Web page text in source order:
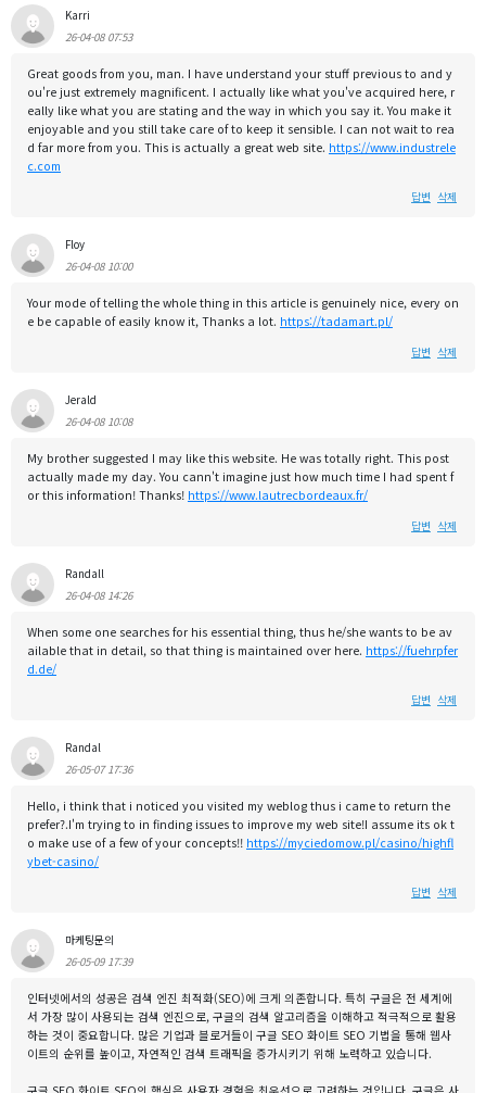
Karri
26-04-08 07:53
Great goods from you, man. I have understand your stuff previous to and y
ou're just extremely magnificent. I actually like what you've acquired here, r
eally like what you are stating and the way in which you say it. You make it
enjoyable and you still take care of to keep it sensible. I can not wait to rea
d far more from you. This is actually a great web site. https://www.industrele
c.com
답변 삭제
Floy
26-04-08 10:00
Your mode of telling the whole thing in this article is genuinely nice, every on
e be capable of easily know it, Thanks a lot. https://tadamart.pl/
답변 삭제
Jerald
26-04-08 10:08
My brother suggested I may like this website. He was totally right. This post
actually made my day. You cann't imagine just how much time I had spent f
or this information! Thanks! https://www.lautrecbordeaux.fr/
답변 삭제
Randall
26-04-08 14:26
When some one searches for his essential thing, thus he/she wants to be av
ailable that in detail, so that thing is maintained over here. https://fuehrpfer
d.de/
답변 삭제
Randal
26-05-07 17:36
Hello, i think that i noticed you visited my weblog thus i came to return the
prefer?.I'm trying to in finding issues to improve my web site!I assume its ok t
o make use of a few of your concepts!! https://myciedomow.pl/casino/highfl
ybet-casino/
답변 삭제
마케팅문의
26-05-09 17:39
인터넷에서의 성공은 검색 엔진 최적화(SEO)에 크게 의존합니다. 특히 구글은 전 세계에
서 가장 많이 사용되는 검색 엔진으로, 구글의 검색 알고리즘을 이해하고 적극적으로 활용
하는 것이 중요합니다. 많은 기업과 블로거들이 구글 SEO 화이트 SEO 기법을 통해 웹사
이트의 순위를 높이고, 자연적인 검색 트래픽을 증가시키기 위해 노력하고 있습니다.